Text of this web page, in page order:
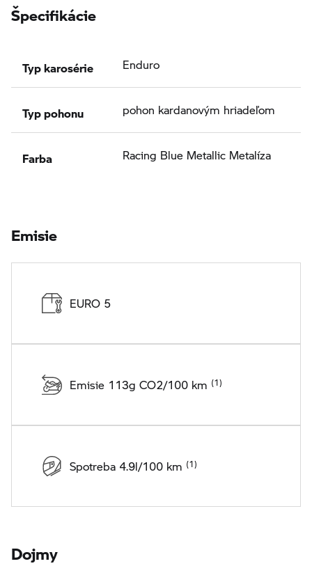
Špecifikácie
Typ karosérie Enduro
Typ pohonu pohon kardanovým hriadeľom
Farba Racing Blue Metallic Metalíza
Emisie
EURO 5
Emisie 113g CO2/100 km
Spotreba 4.9l/100 km
Dojmy